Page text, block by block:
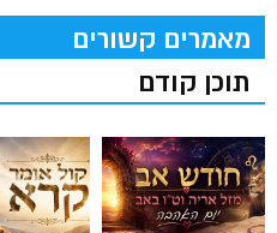
מאמרים קשורים
תוכן קודם